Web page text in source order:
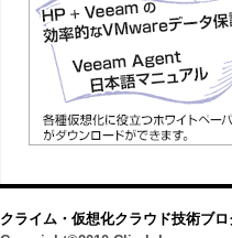
クライム・仮想化クラウド技術ブロ